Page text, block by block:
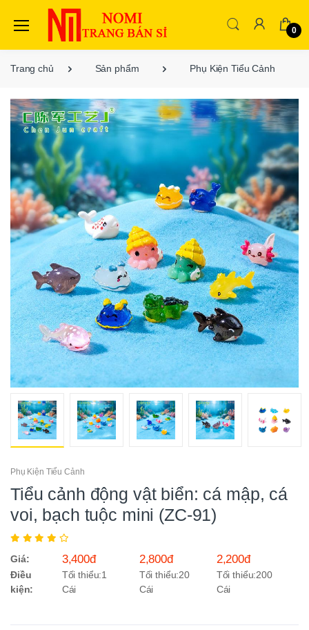
0
Trang chủ Sản phẩm Phụ Kiện Tiểu Cảnh
Phụ Kiện Tiểu Cảnh
Tiểu cảnh động vật biển: cá mập, cá
voi, bạch tuộc mini (ZC-91)
Giá: 3,400đ 2,800đ 2,200đ
Điều
kiện:
Tối thiểu:1
Cái
Tối thiểu:20
Cái
Tối thiểu:200
Cái